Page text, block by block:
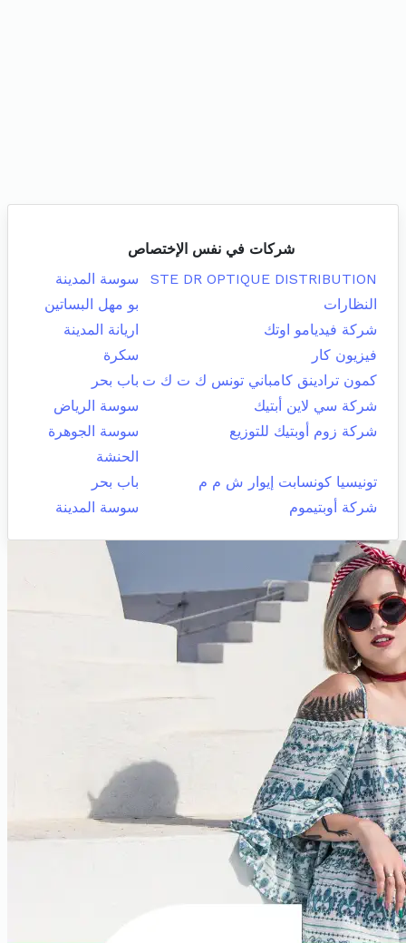
شركات في نفس الإختصاص
STE DR OPTIQUE DISTRIBUTION
سوسة المدينة
النظارات
بو مهل البساتين
شركة فيديامو اوتك
اريانة المدينة
فيزيون كار
سكرة
كمون ترادينق كامباني تونس ك ت ك ت باب بحر
شركة سي لاين أبتيك
سوسة الرياض
شركة زوم أوبتيك للتوزيع
سوسة الجوهرة
الحنشة
تونيسيا كونسابت إيوار ش م م
باب بحر
شركة أوبتيموم
سوسة المدينة